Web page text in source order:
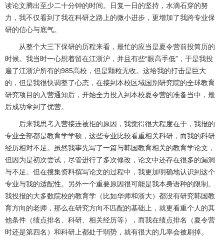
读论文腾出至少二十分钟的时间。日复一日的坚持，水滴石穿的努
力，我不仅看到了我在科研之路上的微小进步，更增加了我跨专业保
研的信心与底气。
从整个大三下保研的历程来看，最忙的应当是夏令营前投简历的
时候。我当时一心想着留在江浙沪，并且有些“眼高手低”，于是我投
遍了江浙沪所有的985高校，但是颗粒无收。这给我的打击是巨大
的，但是我很快调整了心态，在接到本校区域国别研究院的全球教育
研究项目的入营通知后，开始全力投入到本校夏令营的准备当中，最
后成功拿到了优营。
后来我思考入营接连被拒的原因，我觉得很大程度在于，我报的
专业全部都是教育学学硕，这些专业比较看重相关科研，而我的科研
经历相对不足。虽然我事先写了一篇与韩国教育相关的教育学论文，
但因为是初次尝试，尽管进行了多次修改，论文中还存在很多的漏洞
与不足。但在搜集资料撰写论文的过程中，我更加明确地认识到这个
专业与我的适配性。另外一个重要原因很可能是我本身语种的限制。
我投报的大多数院校的教育学（比如华师和浙大）都没有研究韩国教
育方向的老师，那么在研究方向不匹配的基础上，就更看重个人的其
他条件（绩点排名、科研、相关经历等），而我在绩点排名（夏令营
时还是第四名）和科研上都处于弱势，就有很大的几率会被刷掉。